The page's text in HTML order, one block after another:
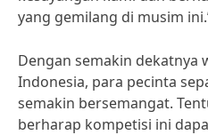
yang gemilang di musim
Dengan semakin dekatnya
Indonesia, para pecinta
semakin bersemangat.
berharap kompetisi ini